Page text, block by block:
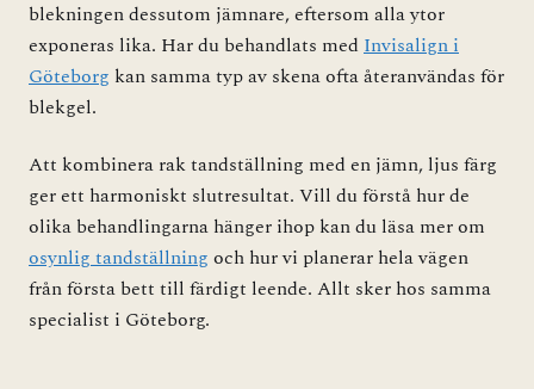
blekningen dessutom jämnare, eftersom alla ytor
exponeras lika. Har du behandlats med Invisalign i
Göteborg kan samma typ av skena ofta återanvändas för
blekgel.
Att kombinera rak tandställning med en jämn, ljus färg
ger ett harmoniskt slutresultat. Vill du förstå hur de
olika behandlingarna hänger ihop kan du läsa mer om
osynlig tandställning och hur vi planerar hela vägen
från första bett till färdigt leende. Allt sker hos samma
specialist i Göteborg.